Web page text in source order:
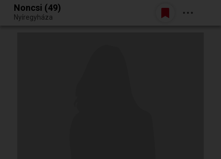
Egy jó randiból bármi lehet.
Belépés
Noncsi (49)
Nyíregyháza